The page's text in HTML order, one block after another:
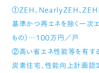
①ZEH、NearlyZEH、
基準かつ再エネを除く一
もの）…100万円／戸
②高い省エネ性能等を有す
炭素住宅、性能向上計画